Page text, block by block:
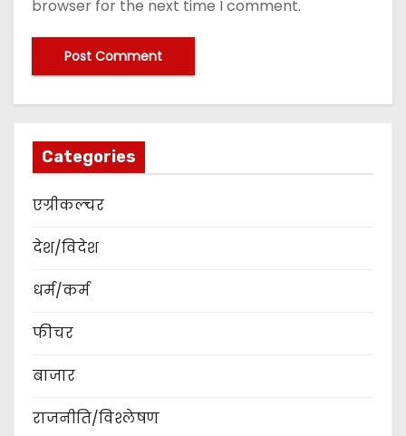
browser for the next time I comment.
Categories
एग्रीकल्चर
देश/विदेश
धर्म/कर्म
फीचर
बाजार
राजनीति/विश्लेषण